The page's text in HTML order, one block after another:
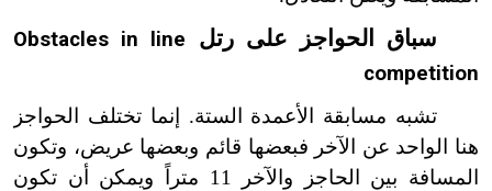
سباق الحواجز على رتل
Obstacles in line
competition
تشبه مسابقة الأعمدة الستة. إنما تختلف الحواجز
هنا الواحد عن الآخر فبعضها قائم وبعضها عريض، وتكون
المسافة بين الحاجز والآخر 11 متراً ويمكن أن تكون